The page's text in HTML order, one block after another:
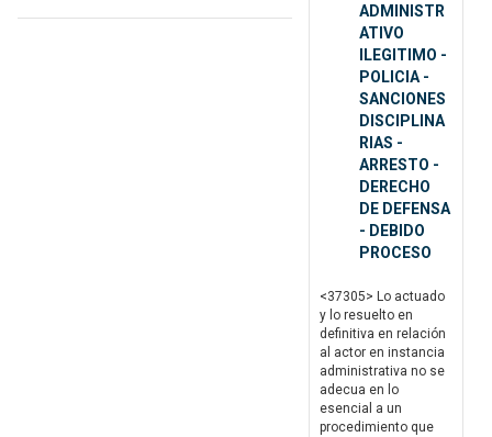
ADMINISTR
ATIVO
ILEGITIMO -
POLICIA -
SANCIONES
DISCIPLINA
RIAS -
ARRESTO -
DERECHO
DE DEFENSA
- DEBIDO
PROCESO
<37305> Lo actuado
y lo resuelto en
definitiva en relación
al actor en instancia
administrativa no se
adecua en lo
esencial a un
procedimiento que